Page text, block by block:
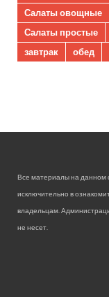
Салаты овощные
Салаты простые
завтрак
обед
Все материалы на данном
исключительно в
владельцам.
не несет.